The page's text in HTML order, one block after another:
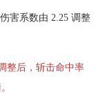
害系数由 2.25 调整
整后，斩击命中率